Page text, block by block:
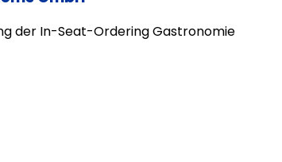
der In-Seat-Ordering Gastronomie